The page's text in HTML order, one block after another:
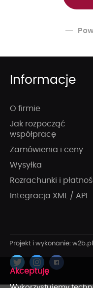
Informacje
O firmie
Jak rozpocząć
współpracę
Zamówienia i ceny
Wysyłka
Rozrachunki i
Integracja XML / API
x